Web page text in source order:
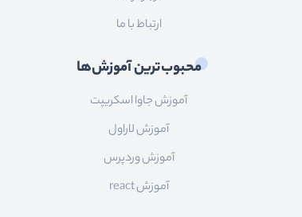
ارتباط با ما
محبوب‌ترین آموزش‌ها
آموزش جاوا اسکریپت
آموزش لاراول
آموزش وردپرس
آموزش react